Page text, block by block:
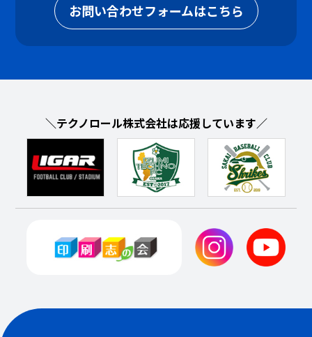
お問い合わせフォームはこちら
＼テクノロール株式会社は応援しています／